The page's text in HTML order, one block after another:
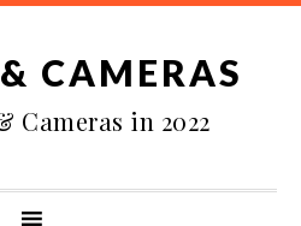
CAMERAS
Cameras in 2022